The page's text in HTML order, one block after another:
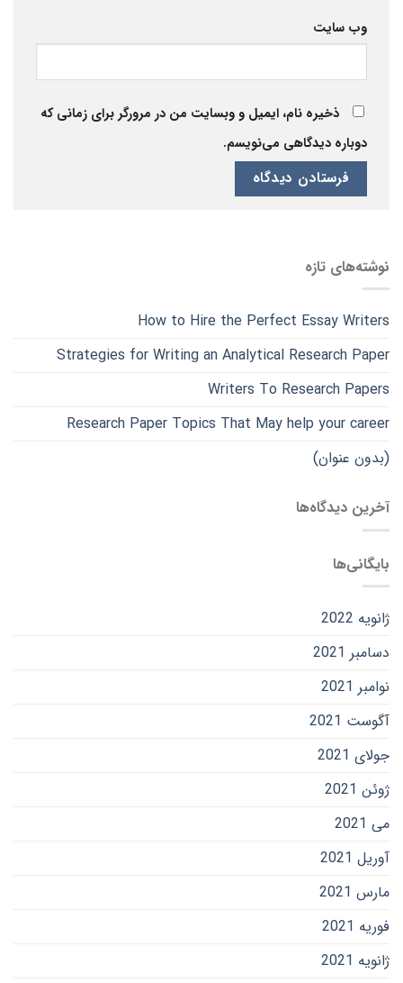
وب‌ سایت
ذخیره نام، ایمیل و وبسایت من در مرورگر برای زمانی که
دوباره دیدگاهی می‌نویسم.
نوشته‌های تازه
How to Hire the Perfect Essay Writers
Strategies for Writing an Analytical Research Paper
Writers To Research Papers
Research Paper Topics That May help your career
(بدون عنوان)
آخرین دیدگاه‌ها
بایگانی‌ها
ژانویه 2022
دسامبر 2021
نوامبر 2021
آگوست 2021
جولای 2021
ژوئن 2021
می 2021
آوریل 2021
مارس 2021
فوریه 2021
ژانویه 2021